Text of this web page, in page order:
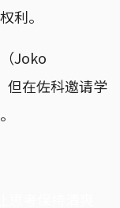
利。
Joko
但在佐科邀请学